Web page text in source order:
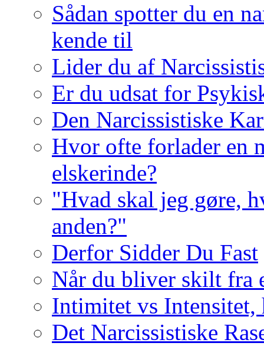
Sådan spotter du en
kende til
Lider du af
Er du udsat for
Den Narcissistiske
Hvor ofte forlader en
elskerinde?
"Hvad skal jeg gøre,
anden?"
Derfor Sidder Du Fast
Når du bliver skilt fra
Intimitet vs Intensitet,
Det Narcissistiske